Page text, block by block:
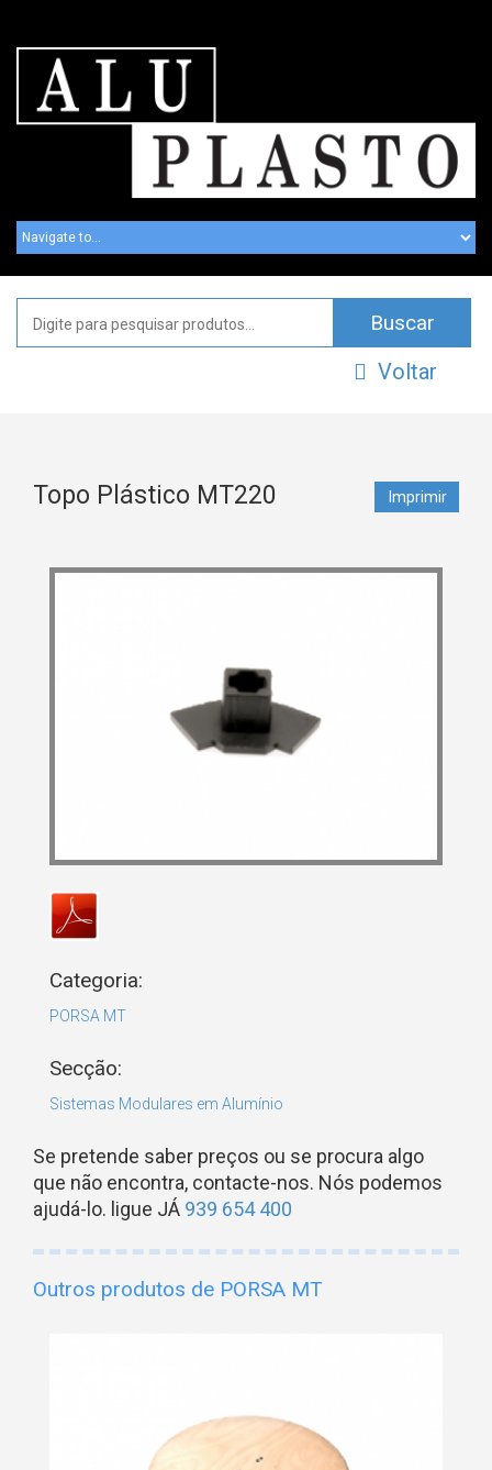
Voltar
Topo Plástico MT220 Imprimir
Categoria:
PORSA MT
Secção:
Sistemas Modulares em Alumínio
Se pretende saber preços ou se procura algo
que não encontra, contacte-nos. Nós podemos
ajudá-lo. ligue JÁ 939 654 400
Outros produtos de PORSA MT